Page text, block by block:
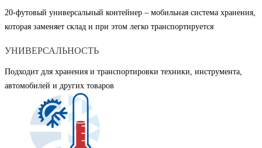
20-футовый универсальный контейнер – мобильная система хранения,
которая заменяет склад и при этом легко транспортируется
УНИВЕРСАЛЬНОСТЬ
Подходит для хранения и транспортировки техники, инструмента,
автомобилей и других товаров